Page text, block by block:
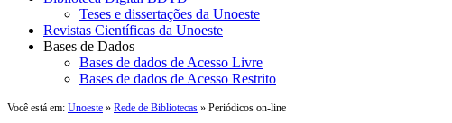
Teses e dissertações da Unoeste
Revistas Científicas da Unoeste
Bases de Dados
Bases de dados de Acesso Livre
Bases de dados de Acesso Restrito
Você está em: Unoeste » Rede de Bibliotecas » Periódicos on-line